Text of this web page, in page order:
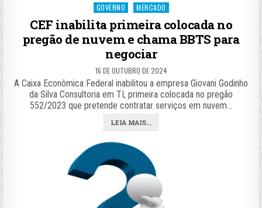
Posted
in
GOVERNO MERCADO
CEF inabilita primeira colocada no
pregão de nuvem e chama BBTS para
negociar
16 DE OUTUBRO DE 2024
A Caixa Econômica Federal inabilitou a empresa Giovani Godinho
da Silva Consultoria em TI, primeira colocada no pregão
552/2023 que pretende contratar serviços em nuvem…
LEIA MAIS...